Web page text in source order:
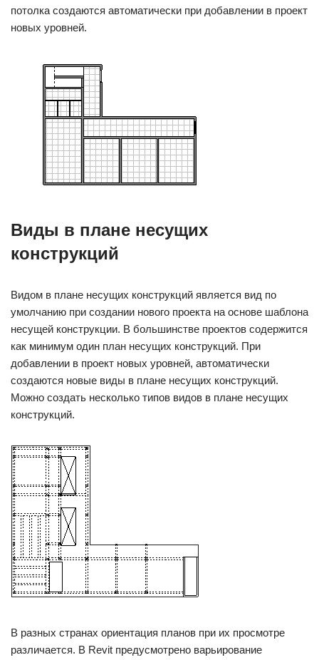
потолка создаются автоматически при добавлении в проект
новых уровней.
Виды в плане несущих
конструкций
Видом в плане несущих конструкций является вид по
умолчанию при создании нового проекта на основе шаблона
несущей конструкции. В большинстве проектов содержится
как минимум один план несущих конструкций. При
добавлении в проект новых уровней, автоматически
создаются новые виды в плане несущих конструкций.
Можно создать несколько типов видов в плане несущих
конструкций.
В разных странах ориентация планов при их просмотре
различается. В Revit предусмотрено варьирование